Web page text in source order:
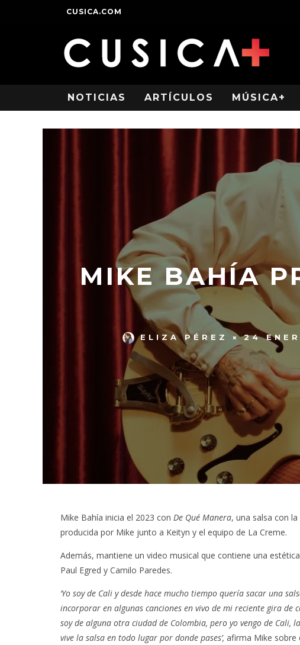
CUSICA.COM
NOTICIAS ARTÍCULOS MÚSICA+
MIKE BAHÍA
ELIZA PÉREZ 24
Mike Bahía inicia el 2023 con De Qué Manera, una salsa con
producida por Mike junto a Keityn y el equipo de La Creme.
Además, mantiene un video musical que contiene una
Paul Egred y Camilo Paredes.
‘Yo soy de Cali y desde hace mucho tiempo quería sacar una
incorporar en algunas canciones en vivo de mi reciente gira de
soy de alguna otra ciudad de Colombia, pero yo vengo de Cali,
vive la salsa en todo lugar por donde pases’, afirma Mike sobre